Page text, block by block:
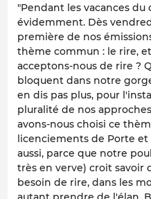
"Pendant les vacances
évidemment. Dès
première de nos
thème commun : le rire,
acceptons-nous de rire ?
bloquent dans notre
en dis pas plus, pour
pluralité de nos
avons-nous choisi ce
licenciements de Porte
aussi, parce que notre
très en verve) croit savoir
besoin de rire, dans les